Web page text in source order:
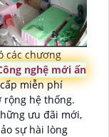
các chương
nghệ mới ấn
miễn phí
rộng hệ thống.
ưu đãi mới,
sự hài lòng